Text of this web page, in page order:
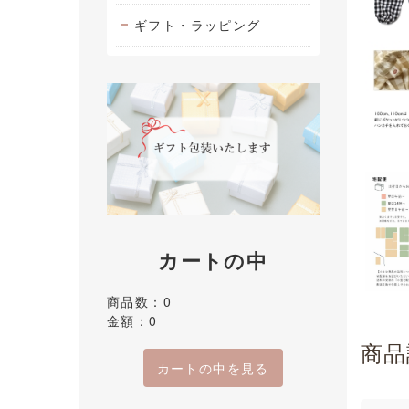
ギフト・ラッピング
カートの中
商品数：0
金額：0
カートの中を見る
商